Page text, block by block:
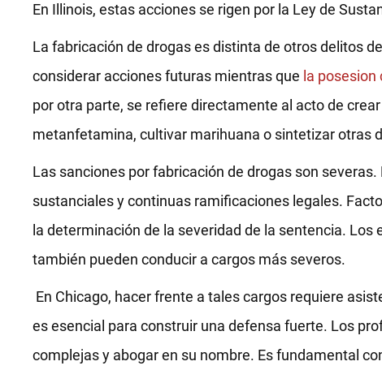
En Illinois, estas acciones se rigen por la Ley de
La fabricación de drogas es distinta de otros delitos
considerar acciones futuras mientras que la
por otra parte, se refiere directamente al acto de
metanfetamina, cultivar marihuana o sintetizar otras
Las sanciones por fabricación de drogas son
sustanciales y continuas ramificaciones legales.
la determinación de la severidad de la sentencia.
también pueden conducir a cargos más severos.
En Chicago, hacer frente a tales cargos requiere
es esencial para construir una defensa fuerte. Los
complejas y abogar en su nombre. Es fundamental